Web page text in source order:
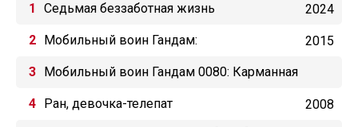
Седьмая беззаботная жизнь 2024
Мобильный воин Гандам:
Железнокровные сироты [ТВ-1]
2015
Мобильный воин Гандам 0080: Карманная
война
Ран, девочка-телепат 2008